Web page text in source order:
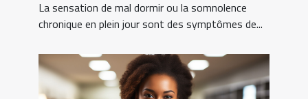
La sensation de mal dormir ou la somnolence
chronique en plein jour sont des symptômes de...